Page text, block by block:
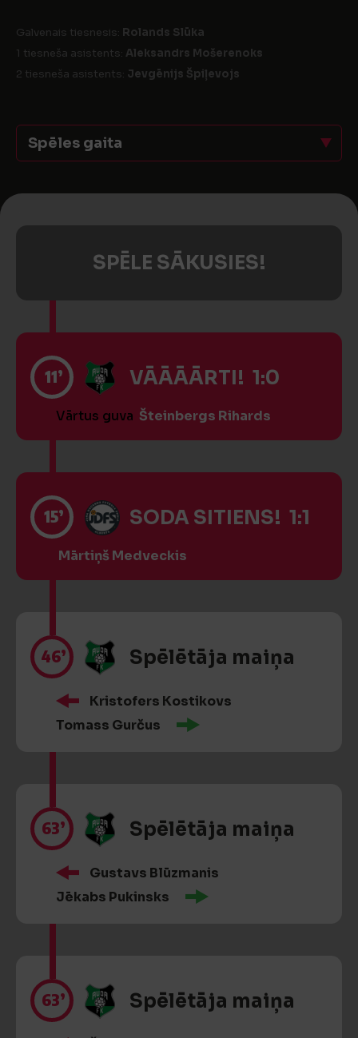
Galvenais tiesnesis: Rolands Slūka
1 tiesneša asistents: Aleksandrs Mošerenoks
2 tiesneša asistents: Jevgēnijs Špiļevojs
Spēles gaita
SPĒLE SĀKUSIES!
11’ VĀĀĀĀRTI! 1:0
Vārtus guva Šteinbergs Rihards
15’ SODA SITIENS! 1:1
Mārtiņš Medveckis
46’ Spēlētāja maiņa
Kristofers Kostikovs
Tomass Gurčus
63’ Spēlētāja maiņa
Gustavs Blūzmanis
Jēkabs Pukinsks
63’ Spēlētāja maiņa